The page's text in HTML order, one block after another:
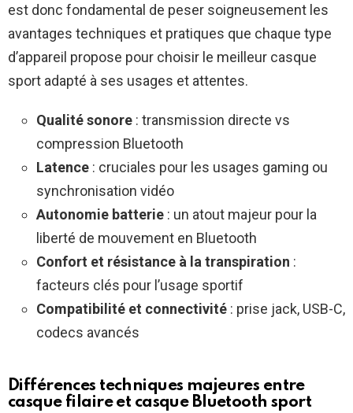
est donc fondamental de peser soigneusement les
avantages techniques et pratiques que chaque type
d’appareil propose pour choisir le meilleur casque
sport adapté à ses usages et attentes.
Qualité sonore : transmission directe vs
compression Bluetooth
Latence : cruciales pour les usages gaming ou
synchronisation vidéo
Autonomie batterie : un atout majeur pour la
liberté de mouvement en Bluetooth
Confort et résistance à la transpiration :
facteurs clés pour l’usage sportif
Compatibilité et connectivité : prise jack, USB-C,
codecs avancés
Différences techniques majeures entre
casque filaire et casque Bluetooth sport